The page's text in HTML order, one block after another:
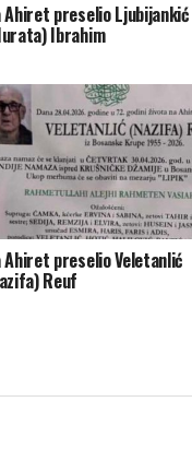
Ahiret preselio Ljubijankić
Ibrahim
Ahiret preselio Veletanlić
Reuf